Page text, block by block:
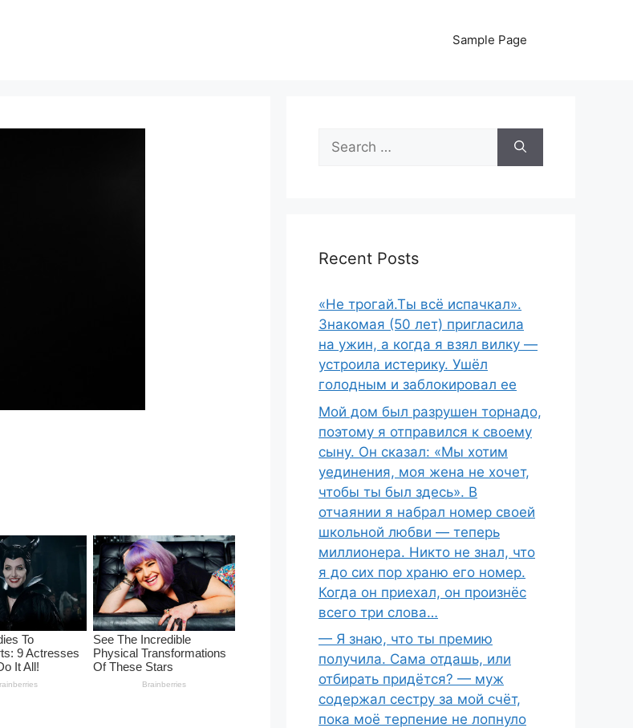
Sample Page
Search
for:
Recent Posts
«Не трогай.Ты всё испачкал».
Знакомая (50 лет) пригласила
на ужин, а когда я взял вилку —
устроила истерику. Ушёл
голодным и заблокировал ее
Мой дом был разрушен торнадо,
поэтому я отправился к своему
сыну. Он сказал: «Мы хотим
уединения, моя жена не хочет,
чтобы ты был здесь». В
отчаянии я набрал номер своей
школьной любви — теперь
миллионера. Никто не знал, что
я до сих пор храню его номер.
Когда он приехал, он произнёс
всего три слова…
— Я знаю, что ты премию
получила. Сама отдашь, или
отбирать придётся? — муж
содержал сестру за мой счёт,
пока моё терпение не лопнуло